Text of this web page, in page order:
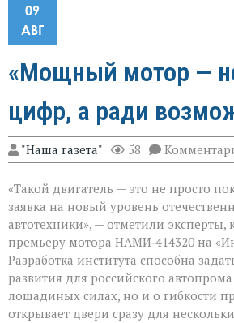
09
АВГ
«Мощный мотор —
цифр, а ради
"Наша газета" 58
«Такой двигатель — это не просто
заявка на новый уровень
автотехники», — отметили эксперты,
премьеру мотора НАМИ‑414320 на
Разработка института способна
развития для российского
лошадиных силах, но и о гибкости
открывает двери сразу для